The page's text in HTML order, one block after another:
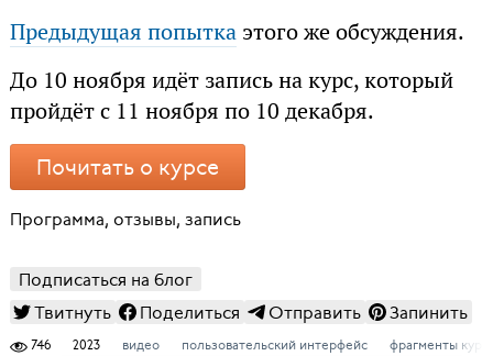
Предыдущая попыткаэтого же обсуждения.
До 10 ноября идёт запись на курс, который
пройдёт с 11 ноября по 10 декабря.
Почитать о курсе
Программа, отзывы, запись
Подписаться на блог
Твитнуть
Поделиться Отправить Запинить
746 2023 видео пользовательский интерфейс фрагменты